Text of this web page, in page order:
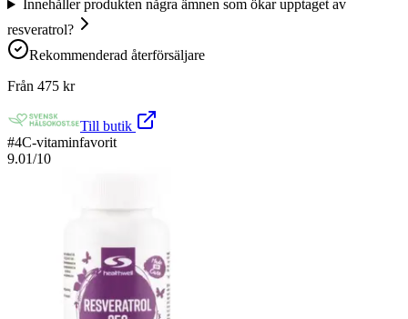
Innehåller produkten några ämnen som ökar upptaget av
resveratrol?
Rekommenderad återförsäljare
Från 475 kr
Till butik
#4C-vitaminfavorit
9.01/10